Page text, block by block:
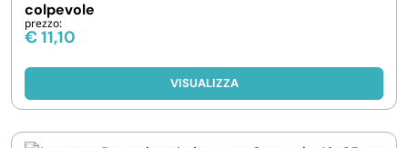
colpevole
prezzo:
€11,10
VISUALIZZA